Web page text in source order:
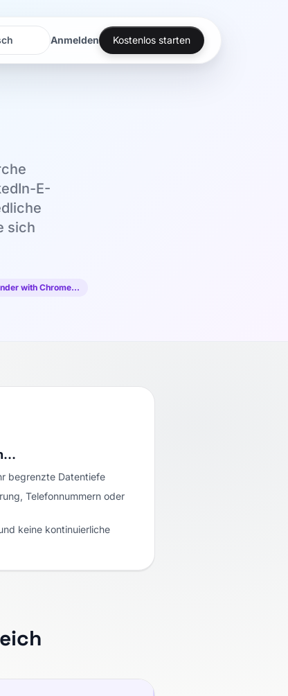
Anmelden Kostenlos starten
E-
sich
with Chrome…
begrenzte Datentiefe
Telefonnummern oder
keine kontinuierliche